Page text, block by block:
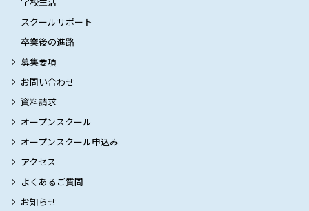
スクールサポート
卒業後の進路
募集要項
お問い合わせ
資料請求
オープンスクール
オープンスクール申込み
アクセス
よくあるご質問
お知らせ